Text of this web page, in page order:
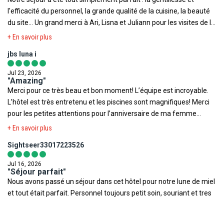
français.
l'efficacité du personnel, la grande qualité de la cuisine, la beauté
du site... Un grand merci à Ari, Lisna et Juliann pour les visites de la
maison traditionnelle et du Subak. Merci à Estina et Kévin pour leur
+ En savoir plus
jbs luna i
Jul 23, 2026
"Amazing"
Merci pour ce très beau et bon moment! L’équipe est incroyable.
L’hôtel est très entretenu et les piscines sont magnifiques! Merci
pour les petites attentions pour l’anniversaire de ma femme
c’était super! Je vous recommande vivement
+ En savoir plus
Sightseer33017223526
Jul 16, 2026
"Séjour parfait"
Nous avons passé un séjour dans cet hôtel pour notre lune de miel
et tout était parfait. Personnel toujours petit soin, souriant et tres